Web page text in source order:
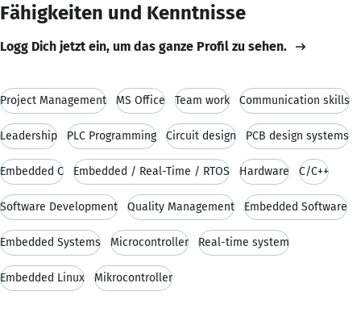
Fähigkeiten und Kenntnisse
Logg Dich jetzt ein, um das ganze Profil zu sehen.
Project Management MS Office Team work Communication skills
Leadership PLC Programming Circuit design PCB design systems
Embedded C Embedded / Real-Time / RTOS Hardware C/C++
Software Development Quality Management Embedded Software
Embedded Systems Microcontroller Real-time system
Embedded Linux Mikrocontroller